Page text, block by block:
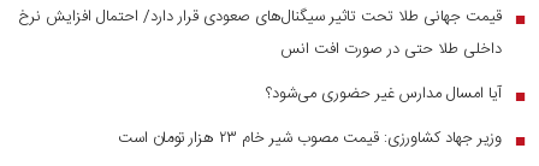
■ قیمت جهانی طلا تحت تاثیر سیگنال‌های صعودی قرار دارد/ احتمال افزایش نرخ
داخلی طلا حتی در صورت افت انس
■ آیا امسال مدارس غیر حضوری می‌شود؟
■ وزیر جهاد کشاورزی: قیمت مصوب شیر خام ۲۳ هزار تومان است